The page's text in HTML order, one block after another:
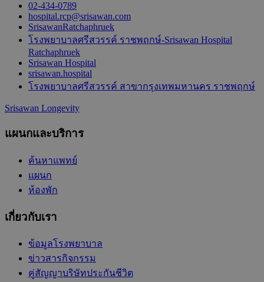
02-434-0789
hospital.rcp@srisawan.com
SrisawanRatchaphruek
โรงพยาบาลศรีสวรรค์ ราชพฤกษ์-Srisawan Hospital
Ratchaphruek
Srisawan Hospital
srisawan.hospital
โรงพยาบาลศรีสวรรค์ สาขากรุงเทพมหานคร ราชพฤกษ์
Srisawan Longevity
แผนกและบริการ
ค้นหาแพทย์
แผนก
ห้องพัก
เกี่ยวกับเรา
ข้อมูลโรงพยาบาล
ข่าวสารกิจกรรม
คู่สัญญาบริษัทประกันชีวิต